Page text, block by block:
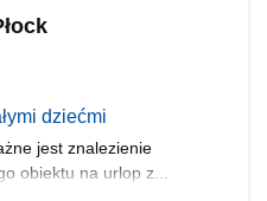
dziećmi
jest znalezienie
obiektu na urlop z...